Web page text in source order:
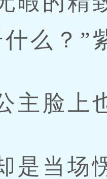
？”
脸上也
当场愣